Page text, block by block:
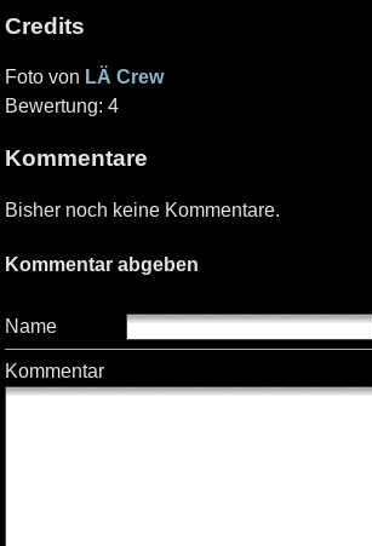
Credits
Foto von LÄ Crew
Bewertung: 4
Kommentare
Bisher noch keine Kommentare.
Kommentar abgeben
Name
Kommentar